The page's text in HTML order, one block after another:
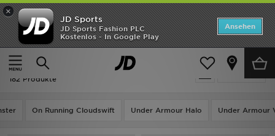
×
JD Sports
JD Sports Fashion PLC
Kostenlos - In Google Play
Ansehen
Startseite
Ausverkauf | Running
verfeinern
Ausverkauf | Running
182 Produkte
On Running Cloudswift Under Armour Halo Under Armour
Startseite
ANGEBOTE
Marken